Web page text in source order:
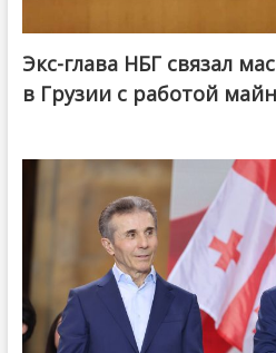
Экс-глава НБГ связал
в Грузии с работой